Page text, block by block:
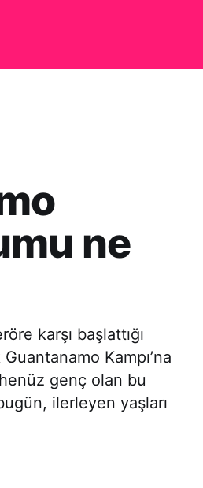
ne
karşı başlattığı
Kampı’na
genç olan bu
ilerleyen yaşları